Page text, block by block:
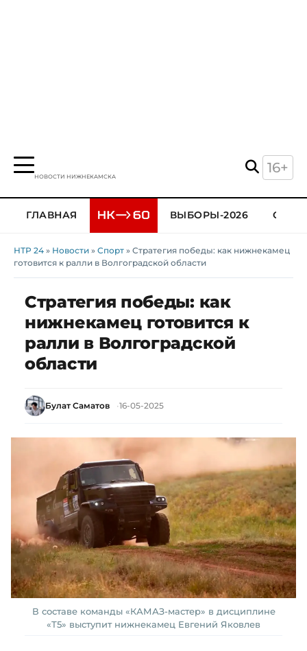
НОВОСТИ НИЖНЕКАМСКА
16+
ГЛАВНАЯ ВЫБОРЫ-2026
НТР 24 » Новости » Спорт » Стратегия победы: как нижнекамец
готовится к ралли в Волгоградской области
Стратегия победы: как
нижнекамец готовится к
ралли в Волгоградской
области
Булат Саматов 16-05-2025
В составе команды «КАМАЗ-мастер» в дисциплине
«Т5» выступит нижнекамец Евгений Яковлев